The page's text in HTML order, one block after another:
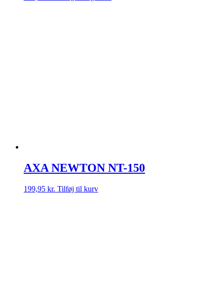
AXA NEWTON NT-150
199,95 kr. Tilføj til kurv